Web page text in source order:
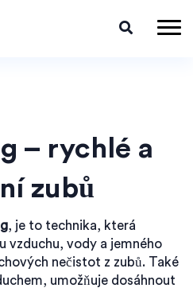
– rychlé a
zubů
, je to technika, která
vzduchu, vody a jemného
nečistot z zubů. Také
, umožňuje dosáhnout